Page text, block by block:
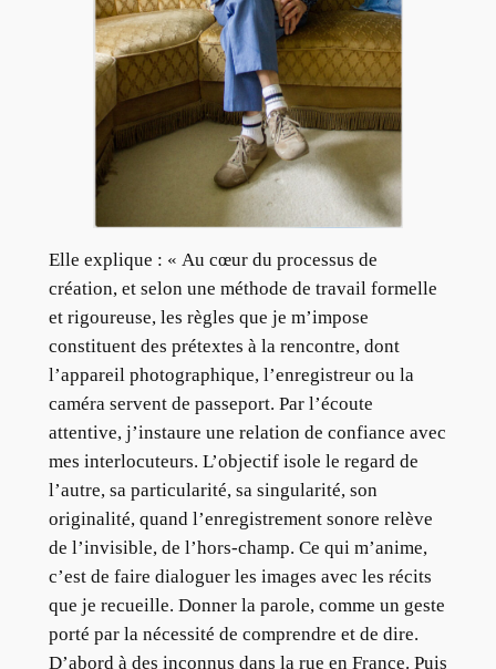
Elle explique : « Au cœur du processus de
création, et selon une méthode de travail formelle
et rigoureuse, les règles que je m’impose
constituent des prétextes à la rencontre, dont
l’appareil photographique, l’enregistreur ou la
caméra servent de passeport. Par l’écoute
attentive, j’instaure une relation de confiance avec
mes interlocuteurs. L’objectif isole le regard de
l’autre, sa particularité, sa singularité, son
originalité, quand l’enregistrement sonore relève
de l’invisible, de l’hors-champ. Ce qui m’anime,
c’est de faire dialoguer les images avec les récits
que je recueille. Donner la parole, comme un geste
porté par la nécessité de comprendre et de dire.
D’abord à des inconnus dans la rue en France. Puis